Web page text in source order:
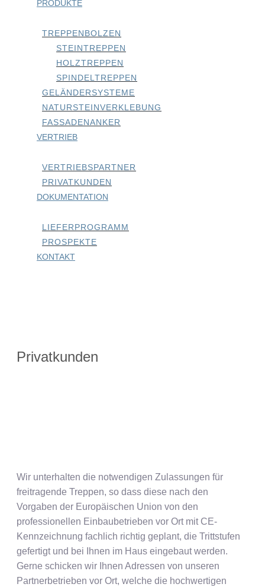
PRODUKTE
TREPPENBOLZEN
STEINTREPPEN
HOLZTREPPEN
SPINDELTREPPEN
GELÄNDERSYSTEME
NATURSTEINVERKLEBUNG
FASSADENANKER
VERTRIEB
VERTRIEBSPARTNER
PRIVATKUNDEN
DOKUMENTATION
LIEFERPROGRAMM
PROSPEKTE
KONTAKT
Privatkunden
Wir unterhalten die notwendigen Zulassungen für
freitragende Treppen, so dass diese nach den
Vorgaben der Europäischen Union von den
professionellen Einbaubetrieben vor Ort mit CE-
Kennzeichnung fachlich richtig geplant, die Trittstufen
gefertigt und bei Ihnen im Haus eingebaut werden.
Gerne schicken wir Ihnen Adressen von unseren
Partnerbetrieben vor Ort, welche die hochwertigen